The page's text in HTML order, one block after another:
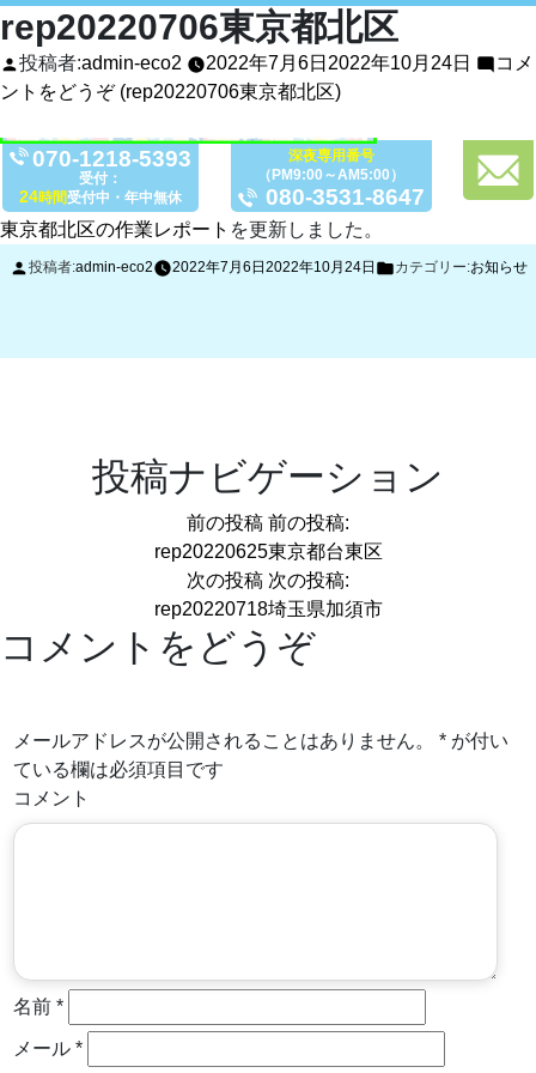
070-1218-5393
受付：
24時間受付中・年中無休
深夜専用番号
（PM9:00～AM5:00）
080-3531-8647
rep20220706東京都北区
投稿者:admin-eco2 2022年7月6日 2022年10月24日
コメ
ントをどうぞ(rep20220706東京都北区)
東京都北区の作業レポート を更新しました。
投稿者:admin-eco2 2022年7月6日 2022年10月24日 カテゴリー:お知らせ
投稿ナビゲーション
前の投稿 前の投稿:
rep20220625東京都台東区
次の投稿 次の投稿:
rep20220718埼玉県加須市
コメントをどうぞ
メールアドレスが公開されることはありません。 * が付い
ている欄は必須項目です
コメント
名前*
メール*